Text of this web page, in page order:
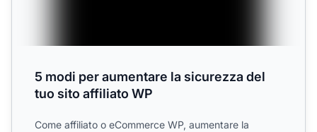
5 modi per aumentare la sicurezza del
tuo sito affiliato WP
Come affiliato o eCommerce WP, aumentare la